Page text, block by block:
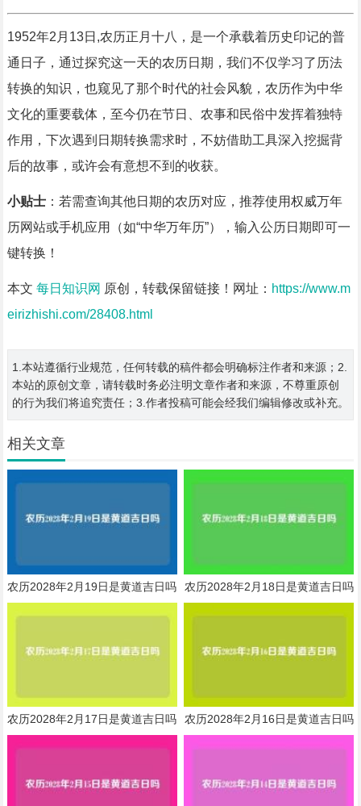
1952年2月13日,农历正月十八，是一个承载着历史印记的普
通日子，通过探究这一天的农历日期，我们不仅学习了历法
转换的知识，也窥见了那个时代的社会风貌，农历作为中华
文化的重要载体，至今仍在节日、农事和民俗中发挥着独特
作用，下次遇到日期转换需求时，不妨借助工具深入挖掘背
后的故事，或许会有意想不到的收获。
小贴士：若需查询其他日期的农历对应，推荐使用权威万年
历网站或手机应用（如“中华万年历”），输入公历日期即可一
键转换！
本文 每日知识网 原创，转载保留链接！网址： https://www.m
eirizhishi.com/28408.html
1.本站遵循行业规范，任何转载的稿件都会明确标注作者和来源；2.
本站的原创文章，请转载时务必注明文章作者和来源，不尊重原创
的行为我们将追究责任；3.作者投稿可能会经我们编辑修改或补充。
相关文章
农历2028年2月19日是黄道吉日吗 农历2028年2月18日是黄道吉日吗
农历2028年2月17日是黄道吉日吗 农历2028年2月16日是黄道吉日吗